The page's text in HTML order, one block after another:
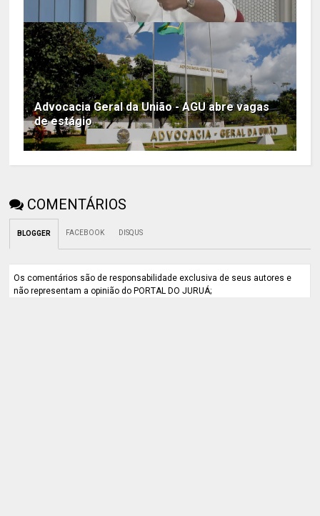
Advocacia Geral da União - AGU abre vagas
de estágio
COMENTÁRIOS
BLOGGER FACEBOOK DISQUS
Os comentários são de responsabilidade exclusiva de seus autores e
não representam a opinião do PORTAL DO JURUÁ;